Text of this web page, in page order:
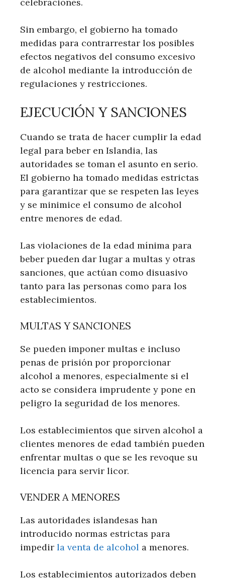
Sin embargo, el gobierno ha tomado
medidas para contrarrestar los posibles
efectos negativos del consumo excesivo
de alcohol mediante la introducción de
regulaciones y restricciones.
EJECUCIÓN Y SANCIONES
Cuando se trata de hacer cumplir la edad
legal para beber en Islandia, las
autoridades se toman el asunto en serio.
El gobierno ha tomado medidas estrictas
para garantizar que se respeten las leyes
y se minimice el consumo de alcohol
entre menores de edad.
Las violaciones de la edad mínima para
beber pueden dar lugar a multas y otras
sanciones, que actúan como disuasivo
tanto para las personas como para los
establecimientos.
MULTAS Y SANCIONES
Se pueden imponer multas e incluso
penas de prisión por proporcionar
alcohol a menores, especialmente si el
acto se considera imprudente y pone en
peligro la seguridad de los menores.
Los establecimientos que sirven alcohol a
clientes menores de edad también pueden
enfrentar multas o que se les revoque su
licencia para servir licor.
VENDER A MENORES
Las autoridades islandesas han
introducido normas estrictas para
impedir la venta de alcohol a menores.
Los establecimientos autorizados deben